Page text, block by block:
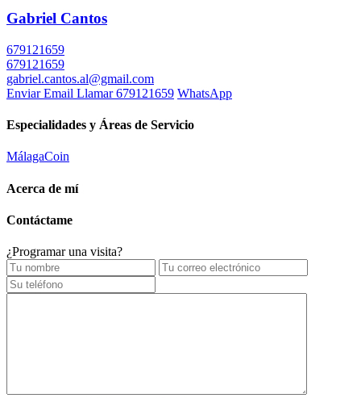
Gabriel Cantos
679121659
679121659
gabriel.cantos.al@gmail.com
Enviar Email Llamar679121659 WhatsApp
Especialidades y Áreas de Servicio
MálagaCoin
Acerca de mí
Contáctame
¿Programar una visita?